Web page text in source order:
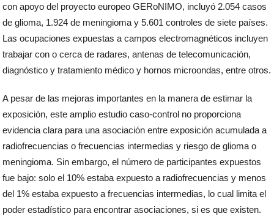
con apoyo del proyecto europeo GERoNIMO, incluyó 2.054 casos
de glioma, 1.924 de meningioma y 5.601 controles de siete países.
Las ocupaciones expuestas a campos electromagnéticos incluyen
trabajar con o cerca de radares, antenas de telecomunicación,
diagnóstico y tratamiento médico y hornos microondas, entre otros.
A pesar de las mejoras importantes en la manera de estimar la
exposición, este amplio estudio caso-control no proporciona
evidencia clara para una asociación entre exposición acumulada a
radiofrecuencias o frecuencias intermedias y riesgo de glioma o
meningioma. Sin embargo, el número de participantes expuestos
fue bajo: solo el 10% estaba expuesto a radiofrecuencias y menos
del 1% estaba expuesto a frecuencias intermedias, lo cual limita el
poder estadístico para encontrar asociaciones, si es que existen.